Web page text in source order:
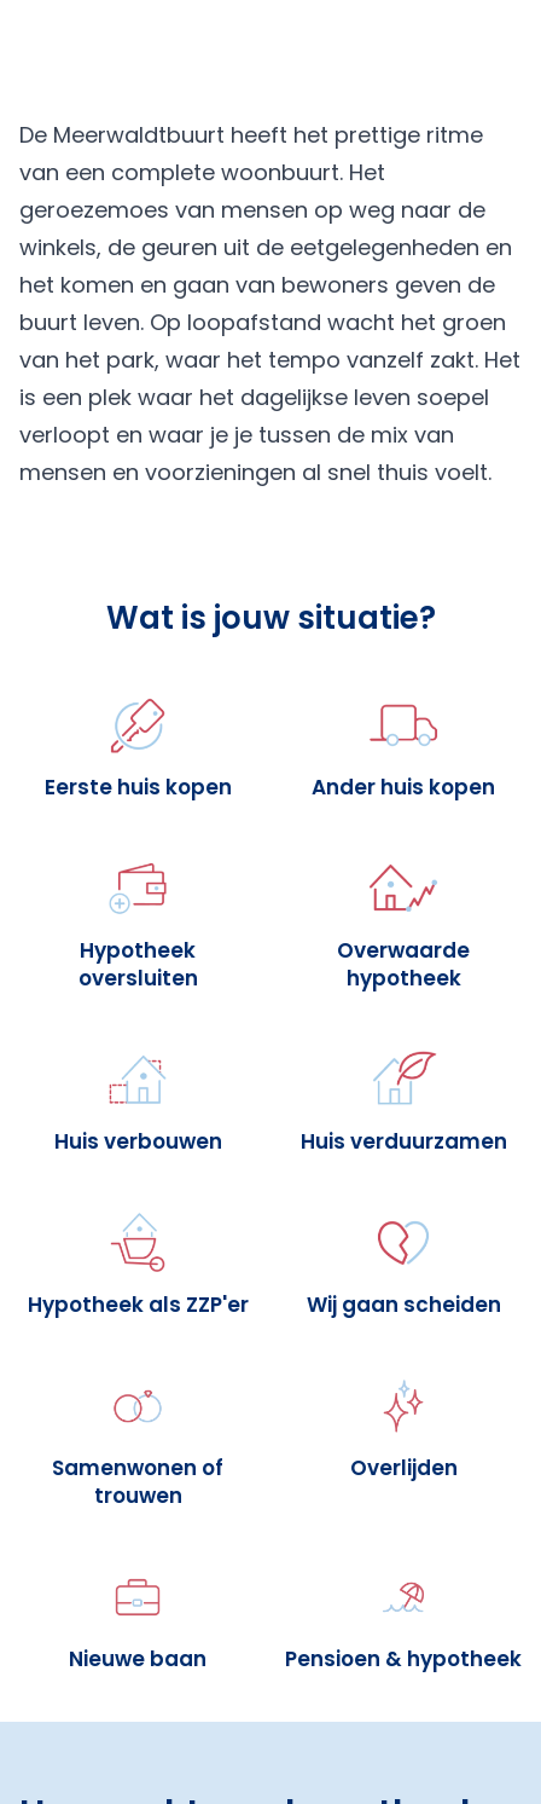
De Meerwaldtbuurt heeft het prettige ritme
van een complete woonbuurt. Het
geroezemoes van mensen op weg naar de
winkels, de geuren uit de eetgelegenheden en
het komen en gaan van bewoners geven de
buurt leven. Op loopafstand wacht het groen
van het park, waar het tempo vanzelf zakt. Het
is een plek waar het dagelijkse leven soepel
verloopt en waar je je tussen de mix van
mensen en voorzieningen al snel thuis voelt.
Wat is jouw situatie?
Eerste huis kopen Ander huis kopen
Hypotheek
oversluiten
Overwaarde
hypotheek
Huis verbouwen Huis verduurzamen
Hypotheek als ZZP'er Wij gaan scheiden
Samenwonen of
trouwen
Overlijden
Nieuwe baan Pensioen & hypotheek